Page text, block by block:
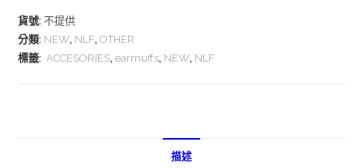
貨號:不提供
分類: NEW, NLF,OTHER
標籤: ACCESORIES,earmuffs, NEW, NLF
描述